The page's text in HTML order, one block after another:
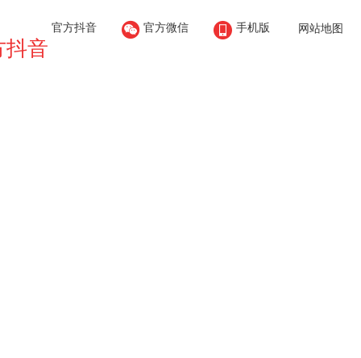
官方抖音  官方微信  手机版 网站地图